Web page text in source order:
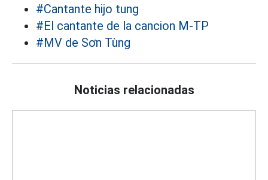
#Cantante hijo tung
#El cantante de la cancion M-TP
#MV de Sơn Tùng
Noticias relacionadas